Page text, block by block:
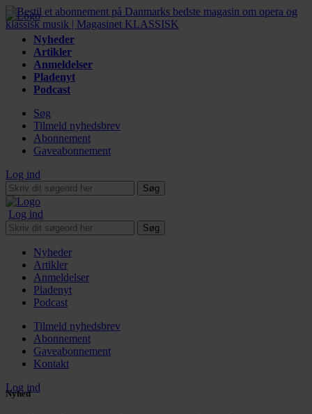
Nyheder
Artikler
Anmeldelser
Pladenyt
Podcast
Søg
Tilmeld nyhedsbrev
Abonnement
Gaveabonnement
Log ind
Søg
Log ind
Søg
Nyheder
Artikler
Anmeldelser
Pladenyt
Podcast
Tilmeld nyhedsbrev
Abonnement
Gaveabonnement
Kontakt
Log ind
Nyhed